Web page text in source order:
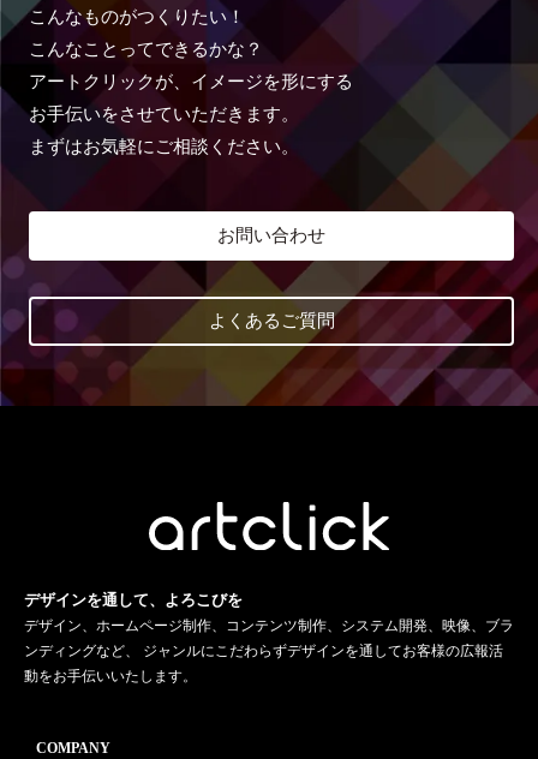
こんなものがつくりたい！
こんなことってできるかな？
アートクリックが、イメージを形にする
お手伝いをさせていただきます。
まずはお気軽にご相談ください。
お問い合わせ
よくあるご質問
デザインを通して、よろこびを
デザイン、ホームページ制作、コンテンツ制作、システム開発、映像、ブラ
ンディングなど、 ジャンルにこだわらずデザインを通してお客様の広報活
動をお手伝いいたします。
COMPANY